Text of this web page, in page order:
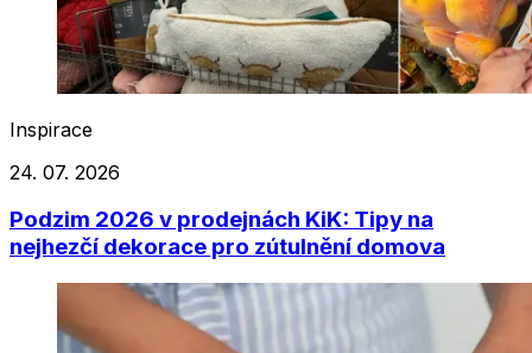
Inspirace
24. 07. 2026
Podzim 2026 v prodejnách KiK: Tipy na
nejhezčí dekorace pro zútulnění domova